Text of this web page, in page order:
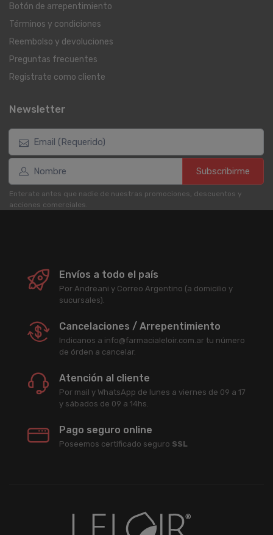
Botón de arrepentimiento
Términos y condiciones
Reembolso y devoluciones
Preguntas frecuentes
Registrate como cliente
Newsletter
Subscribirme
Enterate antes que nadie de nuestras promociones, descuentos y
acciones comerciales.
Envíos a todo el país
Por Andreani y Correo Argentino (a domicilio y
sucursales).
Cancelaciones / Arrepentimiento
Indicanos a info@farmacialeloir.com.ar tu número
de órden a cancelar.
Atención al cliente
Por mail y WhatsApp de lunes a viernes de 09 a 17
y sábados de 09 a 14hs.
Pago seguro online
Poseemos certificado seguro SSL